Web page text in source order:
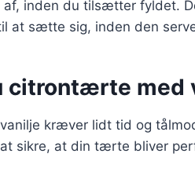
af, inden du tilsætter fyldet.
at sætte sig, inden den
citrontærte med
kræver lidt tid og
sikre, at din tærte bliver